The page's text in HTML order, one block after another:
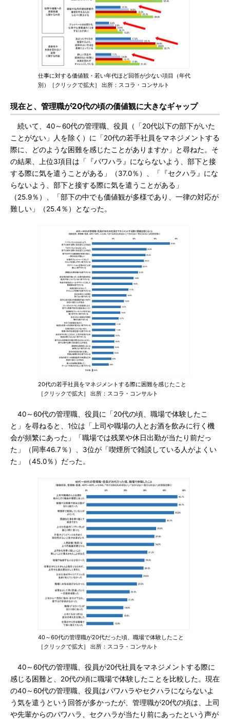
仕事に対する価値観・若い年代ほど回答が少ない項目（年代
別）［クリックで拡大］ 出所：スコラ・コンサルト
現在と、管理職が20代の頃の価値観に大きなギャップ
続いて、40～60代の管理職、役員（「20代以下の部下がいた
ことがない」人を除く）に「20代の若手社員をマネジメントする
際に、どのような困難を感じたことがありますか」と尋ねた。そ
の結果、上位3項目は「『パワハラ』にならないよう、部下と接
する際に気を遣うことがある」（37.0％）、「『セクハラ』にな
らないよう、部下と接する際に気を遣うことがある」
（25.9％）、「部下の中でも価値観が多様であり、一律の対応が
難しい」（25.4％）となった。
20代の若手社員をマネジメントする際に困難を感じたこと
［クリックで拡大］ 出所：スコラ・コンサルト
40～60代の管理職、役員に「20代の頃、職場で体験したこ
と」を尋ねると、1位は「上司や職場の人とお酒を飲みに行く機
会が頻繁にあった」「職場では残業や休日出勤が当たり前だっ
た」（同率46.7％）、3位が「喫煙所で雑談している人がよくい
た」（45.0％）だった。
40～60代の管理職が20代だった頃、職場で体験したこと
［クリックで拡大］ 出所：スコラ・コンサルト
40～60代の管理職、役員が20代社員をマネジメントする際に
感じる困難と、20代の頃に職場で体験したことを比較した。現在
の40～60代の管理職、役員はパワハラやセクハラにならないよ
う気を遣うという回答が多かったが、管理職が20代の頃は、上司
や先輩からのパワハラ、セクハラが当たり前にあったという声が